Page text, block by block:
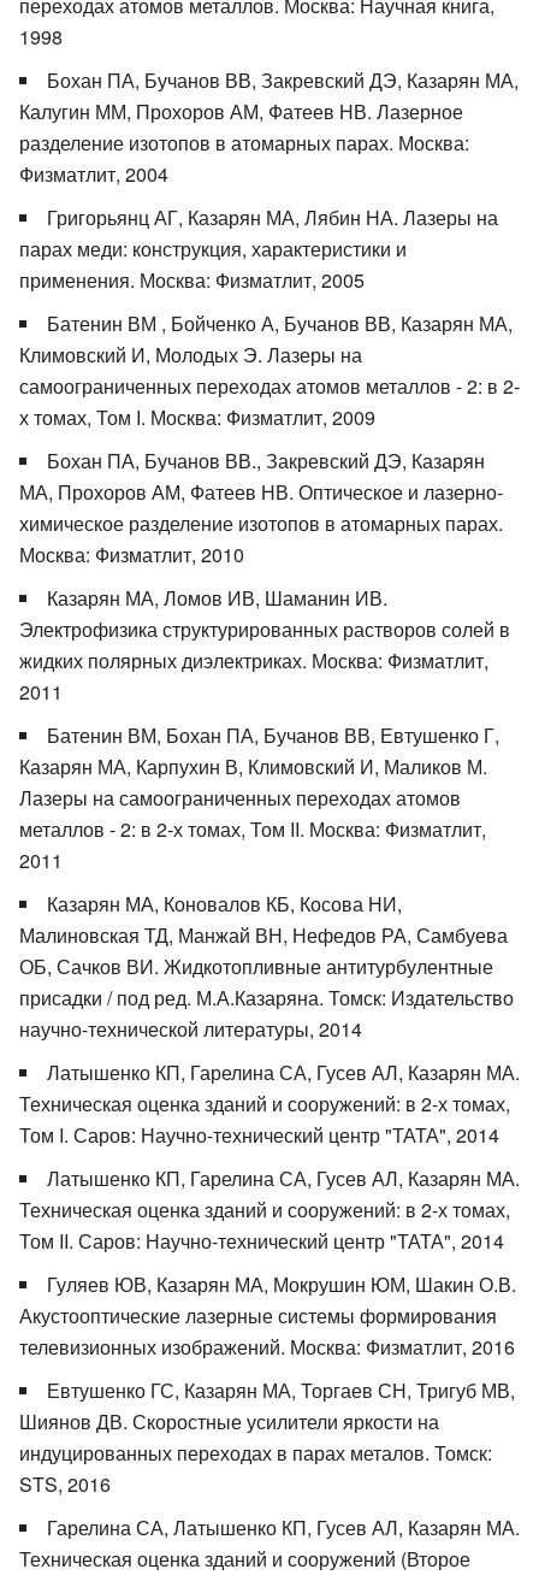
переходах атомов металлов. Москва: Научная книга,
1998
Бохан ПА, Бучанов ВВ, Закревский ДЭ, Казарян МА,
Калугин ММ, Прохоров АМ, Фатеев НВ. Лазерное
разделение изотопов в атомарных парах. Москва:
Физматлит, 2004
Григорьянц АГ, Казарян МА, Лябин НА. Лазеры на
парах меди: конструкция, характеристики и
применения. Москва: Физматлит, 2005
Батенин ВМ , Бойченко А, Бучанов ВВ, Казарян МА,
Климовский И, Молодых Э. Лазеры на
самоограниченных переходах атомов металлов - 2: в 2-
х томах, Том I. Москва: Физматлит, 2009
Бохан ПА, Бучанов ВВ., Закревский ДЭ, Казарян
МА, Прохоров АМ, Фатеев НВ. Оптическое и лазерно-
химическое разделение изотопов в атомарных парах.
Москва: Физматлит, 2010
Казарян МА, Ломов ИВ, Шаманин ИВ.
Электрофизика структурированных растворов солей в
жидких полярных диэлектриках. Москва: Физматлит,
2011
Батенин ВМ, Бохан ПА, Бучанов ВВ, Евтушенко Г,
Казарян МА, Карпухин В, Климовский И, Маликов М.
Лазеры на самоограниченных переходах атомов
металлов - 2: в 2-х томах, Том II. Москва: Физматлит,
2011
Казарян МА, Коновалов КБ, Косова НИ,
Малиновская ТД, Манжай ВН, Нефедов РА, Самбуева
ОБ, Сачков ВИ. Жидкотопливные антитурбулентные
присадки / под ред. М.А.Казаряна. Томск: Издательство
научно-технической литературы, 2014
Латышенко КП, Гарелина СА, Гусев АЛ, Казарян МА.
Техническая оценка зданий и сооружений: в 2-х томах,
Том I. Саров: Научно-технический центр "ТАТА", 2014
Латышенко КП, Гарелина СА, Гусев АЛ, Казарян МА.
Техническая оценка зданий и сооружений: в 2-х томах,
Том II. Саров: Научно-технический центр "ТАТА", 2014
Гуляев ЮВ, Казарян МА, Мокрушин ЮМ, Шакин О.В.
Акустооптические лазерные системы формирования
телевизионных изображений. Москва: Физматлит, 2016
Евтушенко ГС, Казарян МА, Торгаев СН, Тригуб МВ,
Шиянов ДВ. Скоростные усилители яркости на
индуцированных переходах в парах металов. Томск:
STS, 2016
Гарелина СА, Латышенко КП, Гусев АЛ, Казарян МА.
Техническая оценка зданий и сооружений (Второе